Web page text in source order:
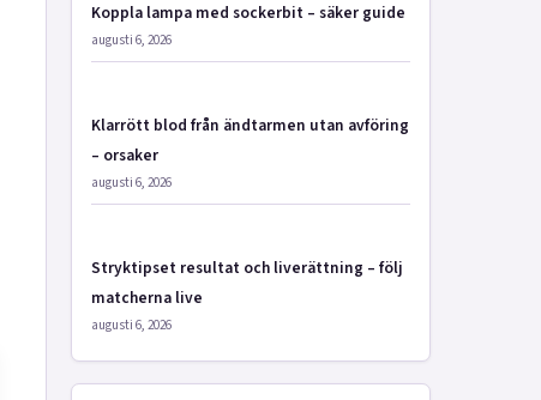
Koppla lampa med sockerbit – säker guide
augusti 6, 2026
Klarrött blod från ändtarmen utan avföring
– orsaker
augusti 6, 2026
Stryktipset resultat och liverättning – följ
matcherna live
augusti 6, 2026